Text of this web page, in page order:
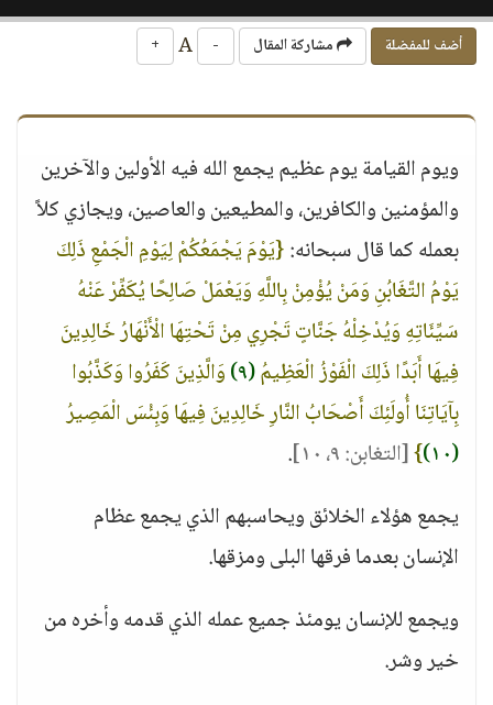
أضف للمفضلة مشاركة المقال -
+
ويوم القيامة يوم عظيم يجمع الله فيه الأولين والآخرين
والمؤمنين والكافرين، والمطيعين والعاصين، ويجازي كلاً
بعمله كما قال سبحانه:{يَوْمَ يَجْمَعُكُمْ لِيَوْمِ الْجَمْعِ ذَلِكَ
يَوْمُ التَّغَابُنِ وَمَنْ يُؤْمِنْ بِاللَّهِ وَيَعْمَلْ صَالِحًا يُكَفِّرْ عَنْهُ
سَيِّئَاتِهِ وَيُدْخِلْهُ جَنَّاتٍ تَجْرِي مِنْ تَحْتِهَا الْأَنْهَارُ خَالِدِينَ
فِيهَا أَبَدًا ذَلِكَ الْفَوْزُ الْعَظِيمُ(٩)
وَالَّذِينَ كَفَرُوا وَكَذَّبُوا
بِآيَاتِنَا أُولَئِكَ أَصْحَابُ النَّارِ خَالِدِينَ فِيهَا وَبِئْسَ الْمَصِيرُ
(١٠)
}[التغابن: ٩، ١٠]
.
يجمع هؤلاء الخلائق ويحاسبهم الذي يجمع عظام
الإنسان بعدما فرقها البلى ومزقها.
ويجمع للإنسان يومئذ جميع عمله الذي قدمه وأخره من
خير وشر.